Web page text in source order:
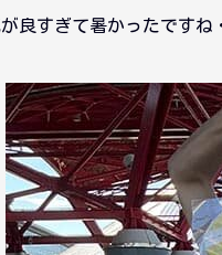
良すぎて暑かったですね